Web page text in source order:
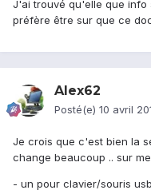
J'ai trouvé qu'elle que info
préfère être sur que ce
Alex62
Posté(e) 10 avril
Je crois que c'est bien la
change beaucoup .. sur
- un pour clavier/souris